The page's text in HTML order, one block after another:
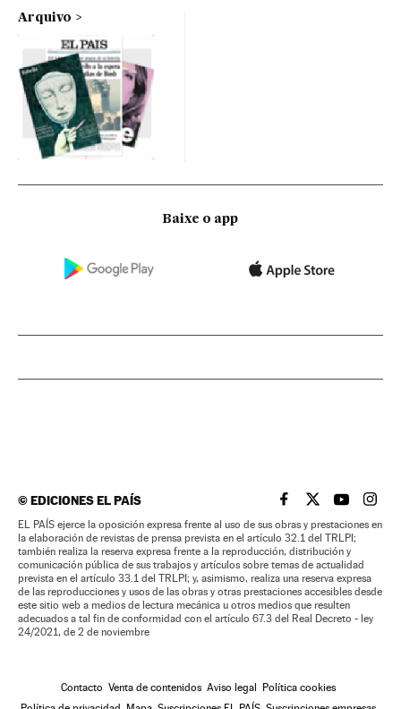
Arquivo
Baixe o app
©EDICIONES EL PAÍS EL PAÍS BRASIL EN
EL PAÍSEL PAÍS
EL
EL PAÍS ejerce la oposición expresa frente al uso de sus obras y prestaciones en
la elaboración de revistas de prensa prevista en el artículo 32.1 del TRLPI;
también realiza la reserva expresa frente a la reproducción, distribución y
comunicación pública de sus trabajos y artículos sobre temas de actualidad
prevista en el artículo 33.1 del TRLPI; y, asimismo, realiza una reserva expresa
de las reproducciones y usos de las obras y otras prestaciones accesibles desde
este sitio web a medios de lectura mecánica u otros medios que resulten
adecuados a tal fin de conformidad con el artículo 67.3 del Real Decreto - ley
24/2021, de 2 de noviembre
Contacto Venta de contenidos Aviso legal Política cookies